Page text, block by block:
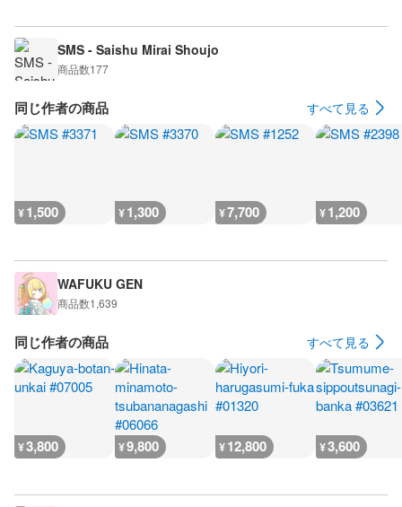
SMS - Saishu Mirai Shoujo
商品数177
同じ作者の商品 すべて見る
¥1,500 ¥1,300 ¥7,700 ¥1,200
WAFUKU GEN
商品数1,639
同じ作者の商品 すべて見る
¥3,800 ¥9,800 ¥12,800 ¥3,600